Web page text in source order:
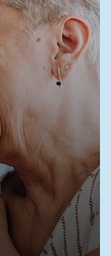
en acide
de la maladie
74, no. 3,